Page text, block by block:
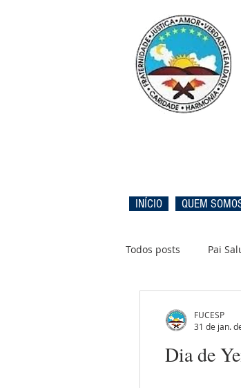
INÍCIO QUEM
Todos posts Pai
Xango Erês
Dia de
FUCESP
31 de jan.